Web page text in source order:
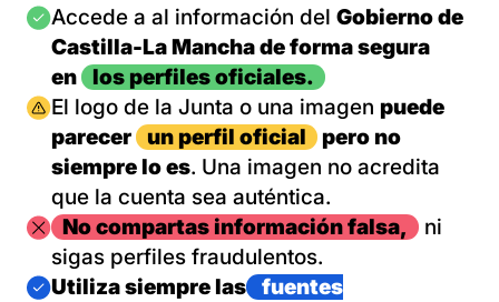
Imagen
Accede a al información del Gobierno de
Castilla-La Mancha de forma segura
en
los perfiles oficiales.
Imagen
El logo de la Junta o una imagen puede
parecer
un perfil oficial
pero no
siempre lo es. Una imagen no acredita
que la cuenta sea auténtica.
ImagenNo compartas información falsa,
ni
sigas perfiles fraudulentos.
Imagen
Utiliza siempre las
fuentes